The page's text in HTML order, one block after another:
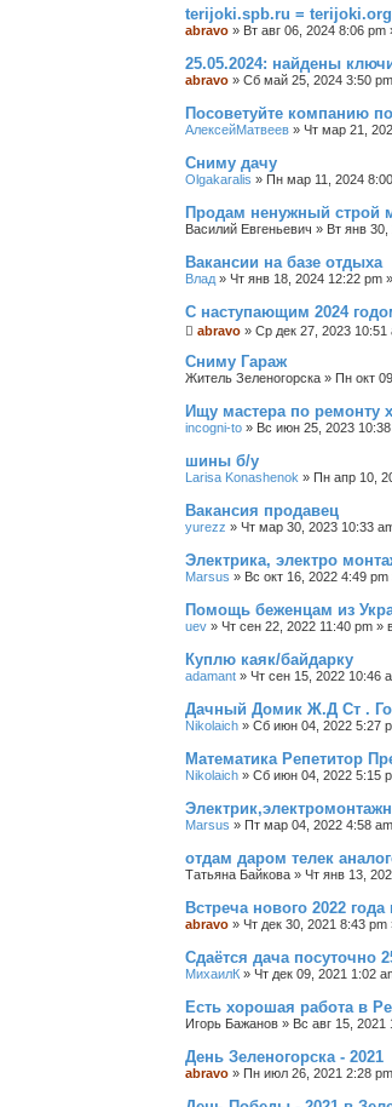
terijoki.spb.ru = terijoki.org
abravo » Вт авг 06, 2024 8:06 pm
25.05.2024: найдены
abravo » Сб май 25, 2024 3:50 pm
Посоветуйте компанию
АлексейМатвеев » Чт мар 21,
Сниму дачу
Olgakaralis » Пн мар 11, 2024
Продам ненужный строй
Василий Евгеньевич » Вт янв
Вакансии на базе отдыха
Влад » Чт янв 18, 2024 12:22 pm
С наступающим 2024
abravo » Ср дек 27, 2023 10:51
Сниму Гараж
Житель Зеленогорска » Пн окт
Ищу мастера по ремонту
incogni-to » Вс июн 25, 2023
шины б/у
Larisa Konashenok » Пн апр 10,
Вакансия продавец
yurezz » Чт мар 30, 2023 10:33
Электрика, электро
Marsus » Вс окт 16, 2022 4:49 pm
Помощь беженцам из
uev » Чт сен 22, 2022 11:40 pm »
Куплю каяк/байдарку
adamant » Чт сен 15, 2022 10:46
Дачный Домик Ж.Д Ст .
Nikolaich » Сб июн 04, 2022 5:27
Математика Репетитор
Nikolaich » Сб июн 04, 2022 5:15
Marsus » Пт мар 04, 2022 4:58 am
отдам даром телек
Татьяна Байкова » Чт янв 13,
Встреча нового 2022 года
abravo » Чт дек 30, 2021 8:43 pm
Сдаётся дача посуточно
МихаилК » Чт дек 09, 2021 1:02
Есть хорошая работа в
Игорь Бажанов » Вс авг 15, 2021
День Зеленогорска - 2021
abravo » Пн июл 26, 2021 2:28 pm